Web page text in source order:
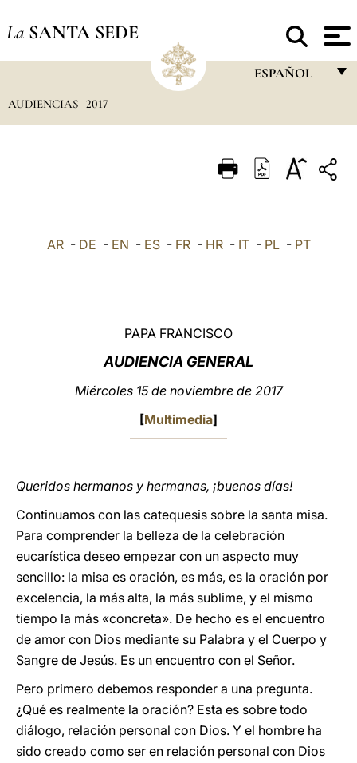
La SANTA SEDE
ESPAÑOL
ITALIANO
LATINE
AUDIENCIAS 2017
AR- DE - EN - ES- FR- HR- IT- PL- PT
PAPA FRANCISCO
AUDIENCIA GENERAL
Miércoles 15 de noviembre de 2017
[Multimedia]
Queridos hermanos y hermanas, ¡buenos días!
Continuamos con las catequesis sobre la santa misa.
Para comprender la belleza de la celebración
eucarística deseo empezar con un aspecto muy
sencillo: la misa es oración, es más, es la oración por
excelencia, la más alta, la más sublime, y el mismo
tiempo la más «concreta». De hecho es el encuentro
de amor con Dios mediante su Palabra y el Cuerpo y
Sangre de Jesús. Es un encuentro con el Señor.
Pero primero debemos responder a una pregunta.
¿Qué es realmente la oración? Esta es sobre todo
diálogo, relación personal con Dios. Y el hombre ha
sido creado como ser en relación personal con Dios